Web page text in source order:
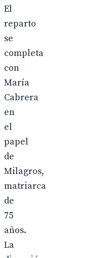
El
reparto
se
completa
con
María
Cabrera
en
el
papel
de
Milagros,
matriarca
de
75
años.
La